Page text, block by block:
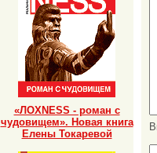
«ЛОХNESS - роман с
чудовищем». Новая книга
Елены Токаревой